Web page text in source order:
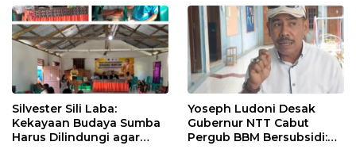
Silvester Sili Laba:
Kekayaan Budaya Sumba
Harus Dilindungi agar
Yoseph Ludoni Desak
Gubernur NTT Cabut
Pergub BBM Bersubsidi: